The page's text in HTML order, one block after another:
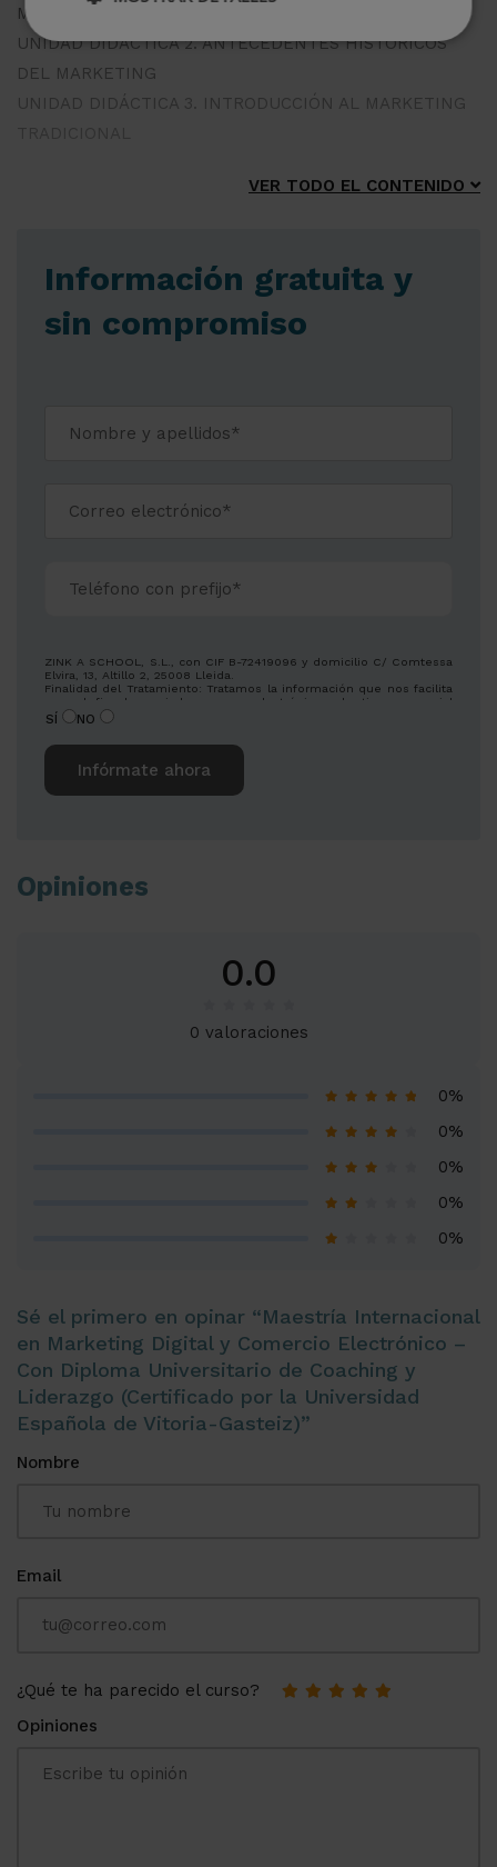
MARKETING
UNIDAD DIDÁCTICA 2. ANTECEDENTES HISTÓRICOS
DEL MARKETING
UNIDAD DIDÁCTICA 3. INTRODUCCIÓN AL MARKETING
VER TODO EL CONTENIDO
Información gratuita y
sin compromiso
ZINK A SCHOOL, S.L., con CIF B-72419096 y domicilio C/ Comtessa
Elvira, 13, Altillo 2, 25008 Lleida.
Finalidad del Tratamiento: Tratamos la información que nos facilita
con el fin de enviarle correos electrónicos de tipo comercial
relacionado con los productos ofrecidos y otros tipos de
productos que fueran de su interés.
Legitimación del tratamiento: Consentimiento del interesado.
Derechos: Puede ejercitar sus derechos identificándose
suficientemente, dirigiéndose a la dirección
Para más información consulte nuestra Política de Privacidad.
SÍ NO
Opiniones
0.0
0 valoraciones
0%
0%
0%
0%
0%
Sé el primero en opinar “Maestría Internacional
en Marketing Digital y Comercio Electrónico –
Con Diploma Universitario de Coaching y
Liderazgo (Certificado por la Universidad
Española de Vitoria-Gasteiz)”
Nombre
Email
¿Qué te ha parecido el curso?
Opiniones